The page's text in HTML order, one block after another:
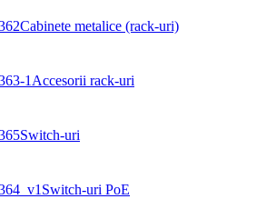
Cabinete metalice (rack-uri)
Accesorii rack-uri
Switch-uri
Switch-uri PoE